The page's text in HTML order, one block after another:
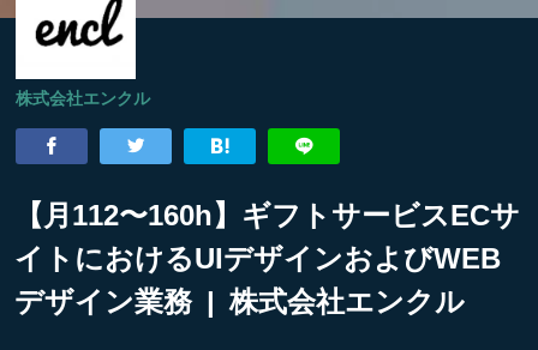
株式会社エンクル
【月112〜160h】ギフトサービスECサ
イトにおけるUIデザインおよびWEB
デザイン業務 | 株式会社エンクル